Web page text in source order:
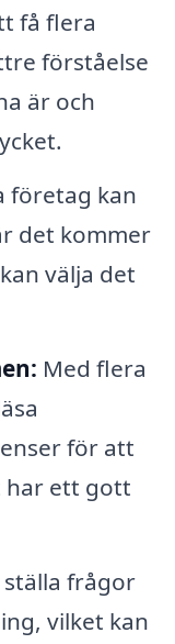
få flera
förståelse
är och
företag kan
det kommer
välja det
Med flera
för att
har ett gott
ställa frågor
vilket kan